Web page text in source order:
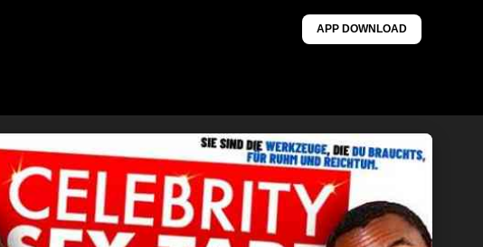
APP DOWNLOAD